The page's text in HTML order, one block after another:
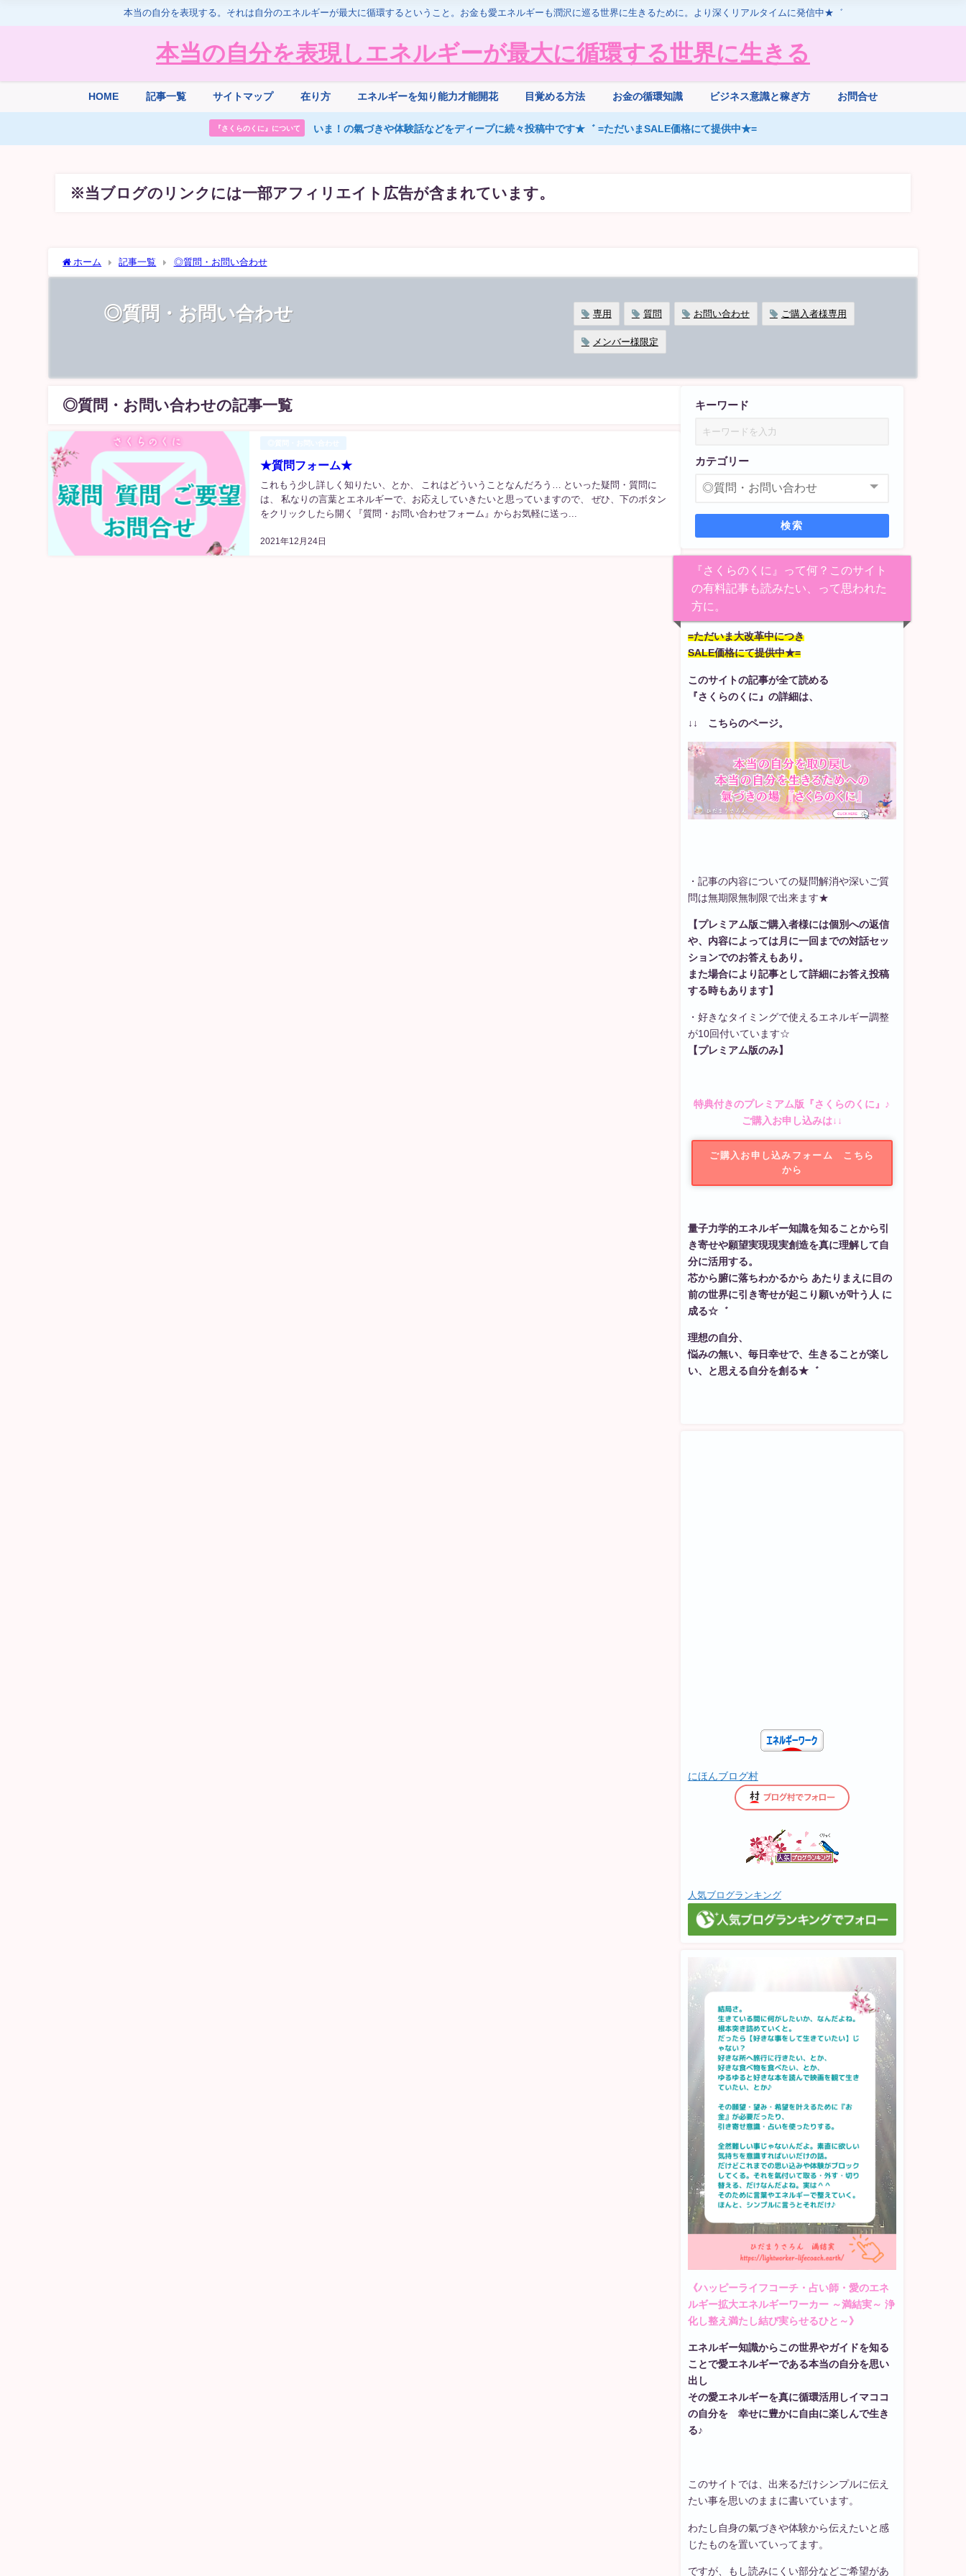
本当の自分を表現する。それは自分のエネルギーが最大に循環するということ。お金も愛エネルギーも潤沢に巡る世界に生きるために。より深くリアルタイムに発信中★゛
本当の自分を表現しエネルギーが最大に循環する世界に生きる
HOME 記事一覧 サイトマップ 在り方 エネルギーを知り能力才能開花 目覚める方法 お金の循環知識 ビジネス意識と稼ぎ方 お問合せ
『さくらのくに』について いま！の氣づきや体験話などをディープに続々投稿中です★゛ =ただいまSALE価格にて提供中★=
※当ブログのリンクには一部アフィリエイト広告が含まれています。
ホーム 記事一覧 ◎質問・お問い合わせ
◎質問・お問い合わせ 専用 質問 お問い合わせ ご購入者様専用
メンバー様限定
◎質問・お問い合わせの記事一覧
★質問フォーム★
2021年12月24日
これもう少し詳しく知りたい、とか、 これはどういうことなんだろう… といった疑問・質問に
は、 私なりの言葉とエネルギーで、お応えしていきたいと思っていますので、 ぜひ、下のボタン
をクリックしたら開く『質問・お問い合わせフォーム』からお気軽に送っ...
キーワード
カテゴリー
検索
『さくらのくに』って何？このサイト
の有料記事も読みたい、って思われた
方に。
=ただいま大改革中につき
SALE価格にて提供中★=
このサイトの記事が全て読める
『さくらのくに』の詳細は、
↓↓ こちらのページ。
・記事の内容についての疑問解消や深いご質
問は無期限無制限で出来ます★
【プレミアム版ご購入者様には個別への返信
や、内容によっては月に一回までの対話セッ
ションでのお答えもあり。
また場合により記事として詳細にお答え投稿
する時もあります】
・好きなタイミングで使えるエネルギー調整
が10回付いています☆
【プレミアム版のみ】
特典付きのプレミアム版『さくらのくに』♪
ご購入お申し込みは↓↓
ご購入お申し込みフォーム こちら
から
量子力学的エネルギー知識を知ることから引
き寄せや願望実現現実創造を真に理解して自
分に活用する。
芯から腑に落ちわかるから あたりまえに目の
前の世界に引き寄せが起こり願いが叶う人 に
成る☆゛
理想の自分、
悩みの無い、毎日幸せで、生きることが楽し
い、と思える自分を創る★゛
にほんブログ村
人気ブログランキング
《ハッピーライフコーチ・占い師・愛のエネ
ルギー拡大エネルギーワーカー ～満結実～ 浄
化し整え満たし結び実らせるひと～》
エネルギー知識からこの世界やガイドを知る
ことで愛エネルギーである本当の自分を思い
出し
その愛エネルギーを真に循環活用しイマココ
の自分を 幸せに豊かに自由に楽しんで生き
る♪
このサイトでは、出来るだけシンプルに伝え
たい事を思いのままに書いています。
わたし自身の氣づきや体験から伝えたいと感
じたものを置いていってます。
ですが、もし読みにくい部分などご希望があ